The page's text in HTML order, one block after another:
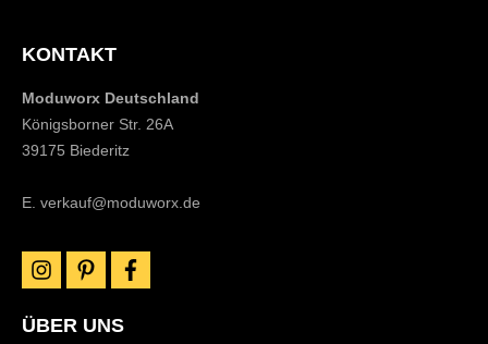
KONTAKT
Moduworx Deutschland
Königsborner Str. 26A
39175 Biederitz
E. verkauf@moduworx.de
instagram
pinterestfacebook
ÜBER UNS